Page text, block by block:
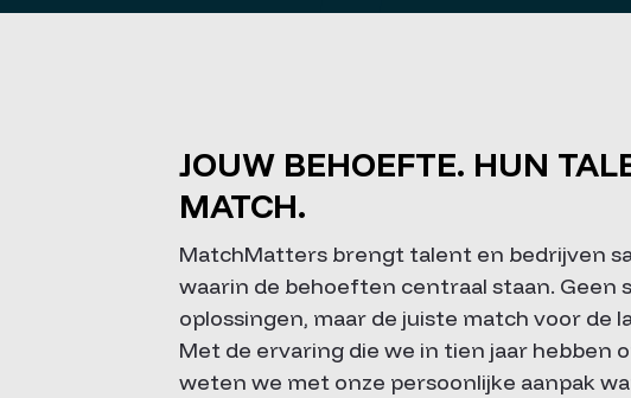
JOUW BEHOEFTE. HUN
MATCH.
MatchMattersbrengt talent en bedrijven
waarin de behoeften centraal staan. Geen
oplossingen, maar de juiste match voor de
Met de ervaring die we in tien jaar hebben
weten we met onze persoonlijke aanpak